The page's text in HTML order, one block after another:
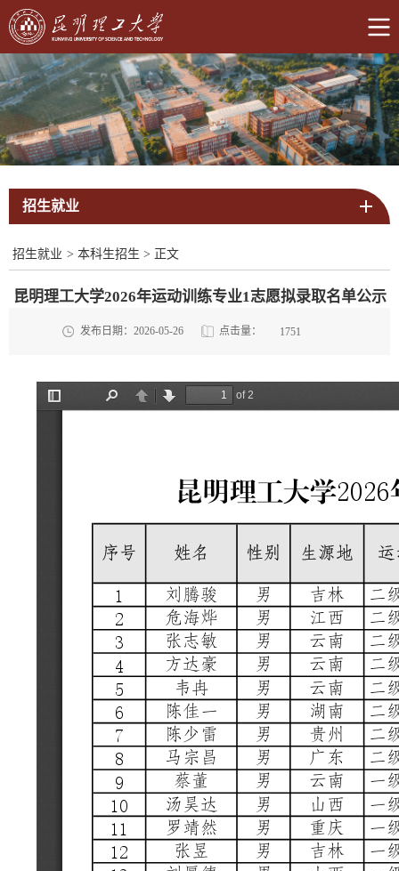
招生就业
招生就业 > 本科生招生 > 正文
昆明理工大学2026年运动训练专业1志愿拟录取名单公示
发布日期：2026-05-26 点击量： 1751